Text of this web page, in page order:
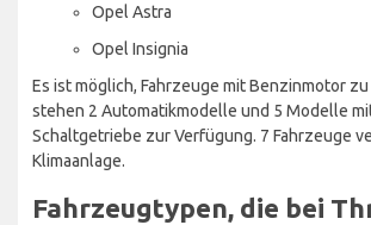
Opel Astra
Opel Insignia
Es ist möglich, Fahrzeuge mit Benzinmotor zu
stehen 2 Automatikmodelle und 5 Modelle
Schaltgetriebe zur Verfügung. 7 Fahrzeuge
Klimaanlage.
Fahrzeugtypen, die bei